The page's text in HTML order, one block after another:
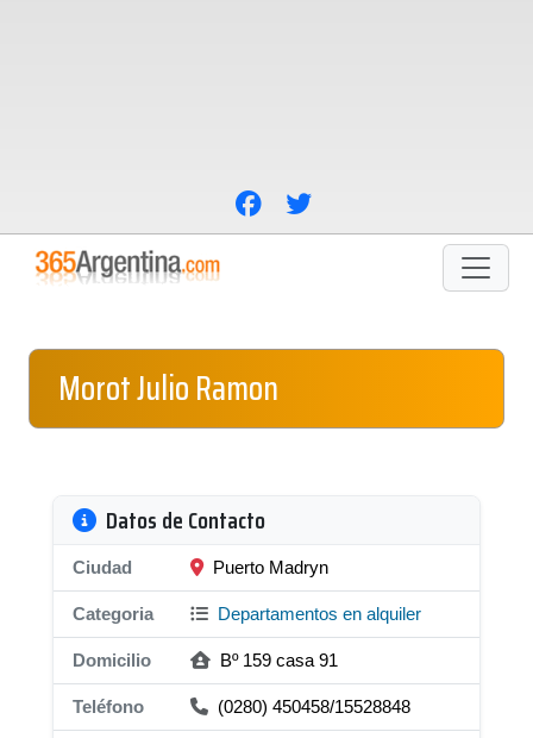
Morot Julio Ramon
Datos de Contacto
Ciudad Puerto Madryn
Categoria Departamentos en alquiler
Domicilio Bº 159 casa 91
Teléfono (0280) 450458/15528848